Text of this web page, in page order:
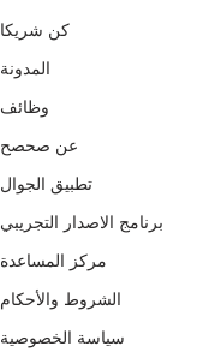
كن شريكا
المدونة
وظائف
عن صحصح
تطبيق الجوال
برنامج الاصدار التجريبي
مركز المساعدة
الشروط والأحكام
سياسة الخصوصية